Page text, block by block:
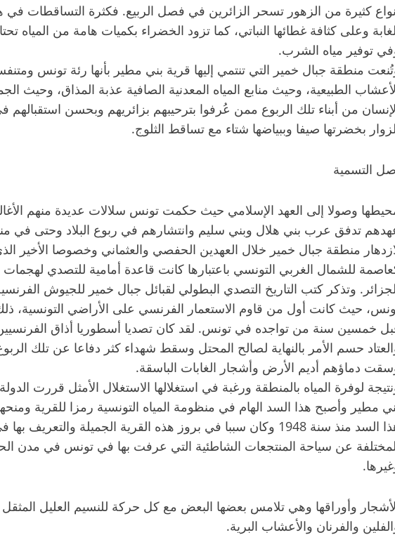
كثيرة من الزهور تسحر الزائرين في فصل الربيع. فكثرة التساقطات
وعلى كثافة غطائها النباتي، كما تزود الخضراء بكميات هامة من المياه
توفير مياه الشرب.
منطقة جبال خمير التي تنتمي إليها قرية بني مطير بأنها رئة تونس
الطبيعية، وحيث منابع المياه المعدنية الصافية عذبة المذاق، وحيث
من أبناء تلك الربوع ممن عُرفوا بترحيبهم بزائريهم وبحسن استقبالهم
بخضرتها صيفا وببياضها شتاء مع تساقط الثلوج.
التسمية
وصولا إلى العهد الإسلامي حيث حكمت تونس سلالات عديدة منهم
تدفق عرب بني هلال وبني سليم وانتشارهم في ربوع البلاد وحتى في
منطقة جبال خمير خلال العهدين الحفصي والعثماني وخصوصا الأخير
للشمال الغربي التونسي باعتبارها كانت قاعدة أمامية للتصدي
حيث كانت أول من قاوم الاستعمار الفرنسي على الأراضي التونسية، ذلك
خمسين سنة من تواجده في تونس. لقد كان تصديا أسطوريا أذاق
حسم الأمر بالنهاية لصالح المحتل وسقط شهداء كثر دفاعا عن تلك
دماؤهم أديم الأرض وأشجار الغابات الباسقة.
مطير وأصبح هذا السد الهام في منظومة المياه التونسية رمزا للقرية ومنحها
هذا السد منذ سنة 1948 وكان سببا في بروز هذه القرية الجميلة
عن سياحة المنتجعات الشاطئية التي عرفت بها في تونس في مدن
وأوراقها وهي تلامس بعضها البعض مع كل حركة للنسيم العليل المثقل
والفرنان والأعشاب البرية.